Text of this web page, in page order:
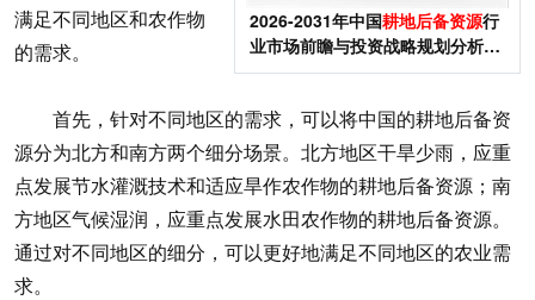
2026-2031年中国耕地后备资源行
业市场前瞻与投资战略规划分析报
告
满足不同地区和农作物
的需求。
首先，针对不同地区的需求，可以将中国的耕地后备资
源分为北方和南方两个细分场景。北方地区干旱少雨，应重
点发展节水灌溉技术和适应旱作农作物的耕地后备资源；南
方地区气候湿润，应重点发展水田农作物的耕地后备资源。
通过对不同地区的细分，可以更好地满足不同地区的农业需
求。